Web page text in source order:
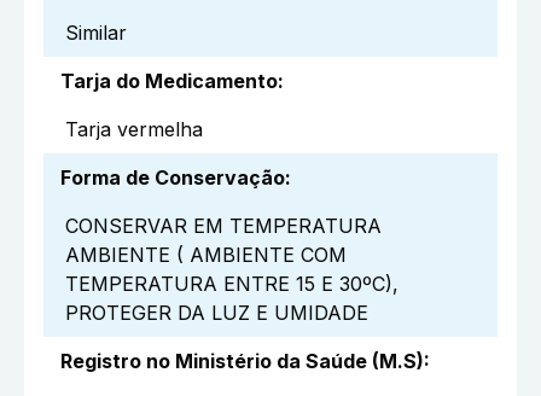
Similar
Tarja do Medicamento:
Tarja vermelha
Forma de Conservação:
CONSERVAR EM TEMPERATURA
AMBIENTE ( AMBIENTE COM
TEMPERATURA ENTRE 15 E 30ºC),
PROTEGER DA LUZ E UMIDADE
Registro no Ministério da Saúde (M.S):